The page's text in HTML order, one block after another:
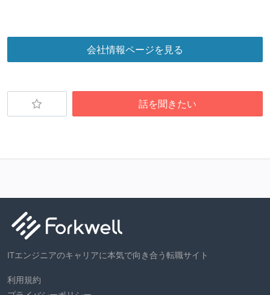
会社情報ページを見る
話を聞きたい
ITエンジニアのキャリアに本気で向き合う転職サイト
利用規約